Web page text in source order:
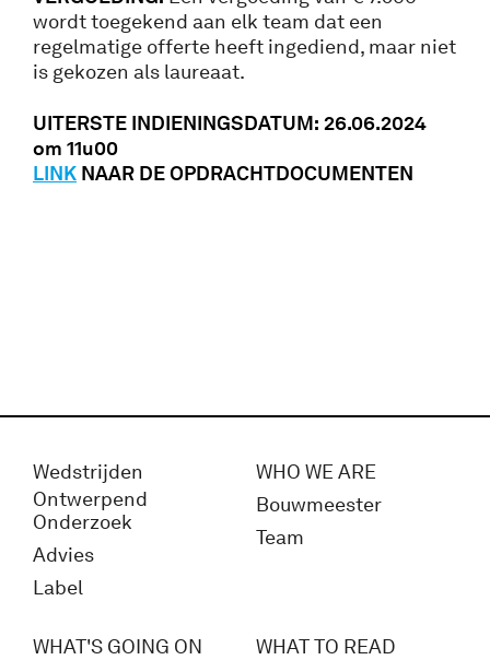
wordt toegekend aan elk team dat een
regelmatige offerte heeft ingediend, maar niet
is gekozen als laureaat.
UITERSTE INDIENINGSDATUM: 26.06.2024
om 11u00
LINK NAAR DE OPDRACHTDOCUMENTEN
Wedstrijden
Ontwerpend
Onderzoek
Advies
Label
WHO WE ARE
Bouwmeester
Team
WHAT'S GOING ON
WHAT TO READ